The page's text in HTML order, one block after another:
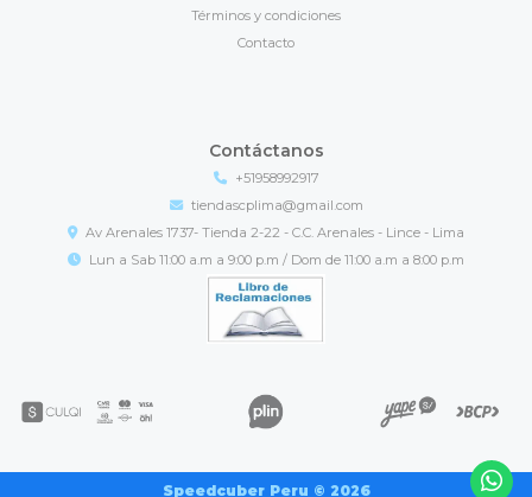
Términos y condiciones
Contacto
Contáctanos
+51958992917
tiendascplima@gmail.com
Av Arenales 1737- Tienda 2-22 - C.C. Arenales - Lince - Lima
Lun a Sab 11:00 a.m a 9:00 p.m / Dom de 11:00 a.m a 8:00 p.m
Speedcuber Peru © 2026